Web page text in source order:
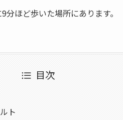
ほど歩いた場所にあります。
目次
ト